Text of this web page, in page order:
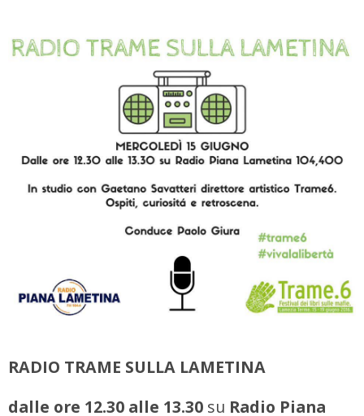
RADIO TRAME SULLA LAMETINA
dalle ore 12.30 alle 13.30 su Radio Piana